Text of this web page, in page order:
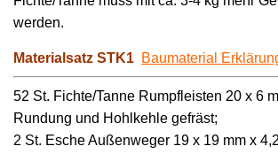
werden.
Materialsatz STK1 Baumaterial
52 St. Fichte/Tanne Rumpfleisten 20 x 6
Rundung und Hohlkehle gefräst;
2 St. Esche Außenweger 19 x 19 mm x